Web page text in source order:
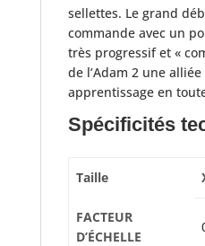
sellettes. Le grand
commande avec un
très progressif et «
de l’Adam 2 une
apprentissage en
Spécificités
Taille
FACTEUR
D’ÉCHELLE